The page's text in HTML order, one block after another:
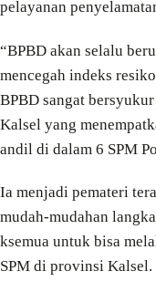
pelayanan
“BPBD akan selalu
mencegah indeks
BPBD sangat
Kalsel yang
andil di dalam 6 SPM
Ia menjadi pemateri
mudah-mudahan
ksemua untuk bisa
SPM di provinsi